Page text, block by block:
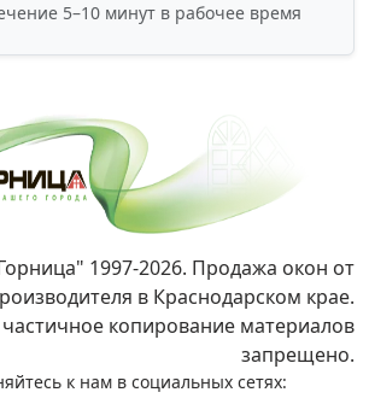
5–10 минут в рабочее время
1997-2026. Продажа окон от
в Краснодарском крае.
копирование материалов
запрещено.
к нам в социальных сетях: